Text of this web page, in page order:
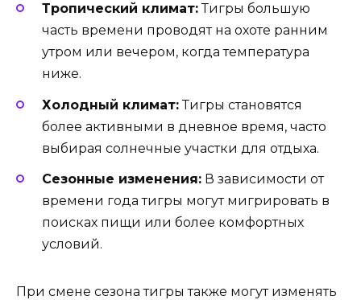
Тропический климат:Тигры большую
часть времени проводят на охоте ранним
утром или вечером, когда температура
ниже.
Холодный климат:Тигры становятся
более активными в дневное время, часто
выбирая солнечные участки для отдыха.
Сезонные изменения: В зависимости от
времени года тигры могут мигрировать в
поисках пищи или более комфортных
условий.
При смене сезона тигры также могут изменять